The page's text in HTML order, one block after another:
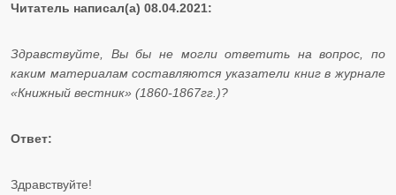
Читатель написал(а) 08.04.2021:
Здравствуйте, Вы бы не могли ответить на вопрос, по
каким материалам составляются указатели книг в журнале
«Книжный вестник» (1860-1867гг.)?
Ответ:
Здравствуйте!